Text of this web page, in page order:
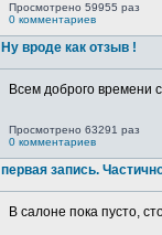
Просмотрено 59955 раз
0 комментариев
Ну вроде как отзыв !
Всем доброго времени
Просмотрено 63291 раз
0 комментариев
первая запись.
В салоне пока пусто,